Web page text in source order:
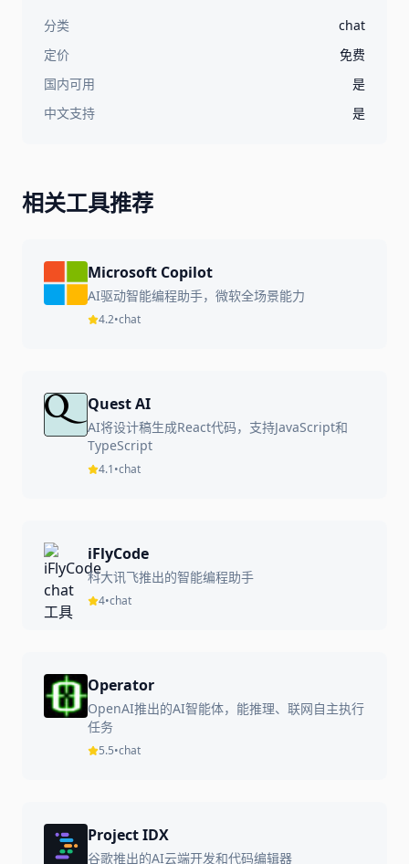
分类
chat
定价
免费
国内可用
是
中文支持
是
相关工具推荐
Microsoft Copilot
AI驱动智能编程助手，微软全场景能力
4.2•chat
Quest AI
AI将设计稿生成React代码，支持JavaScript和
TypeScript
4.1•chat
iFlyCode
科大讯飞推出的智能编程助手
4•chat
Operator
OpenAI推出的AI智能体，能推理、联网自主执行
任务
5.5•chat
Project IDX
谷歌推出的AI云端开发和代码编辑器